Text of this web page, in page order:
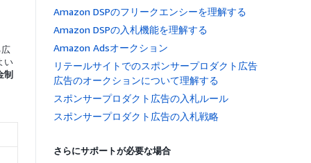
い
制
Amazon DSPのフリークエンシーを理解する
Amazon DSPの入札機能を理解する
Amazon Adsオークション
リテールサイトでのスポンサープロダクト広告
広告のオークションについて理解する
スポンサープロダクト広告の入札ルール
スポンサープロダクト広告の入札戦略
さらにサポートが必要な場合